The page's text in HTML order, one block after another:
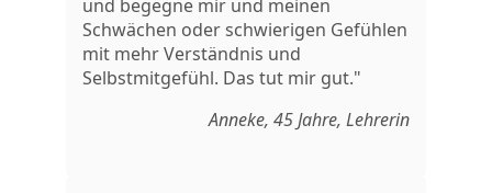
und begegne mir und meinen
Schwächen oder schwierigen Gefühlen
mit mehr Verständnis und
Selbstmitgefühl. Das tut mir gut."
Anneke, 45 Jahre, Lehrerin